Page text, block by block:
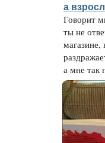
а
Говорит
ты не
а мне так